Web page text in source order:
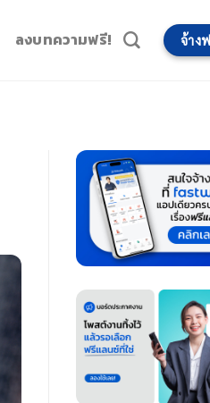
ลงบทความฟรี! จ้าง